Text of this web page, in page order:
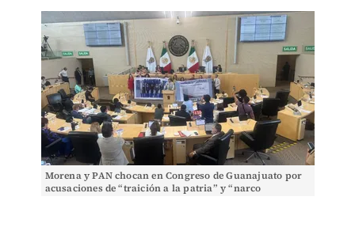
Morena y PAN chocan en Congreso de Guanajuato por
acusaciones de “traición a la patria” y “narco